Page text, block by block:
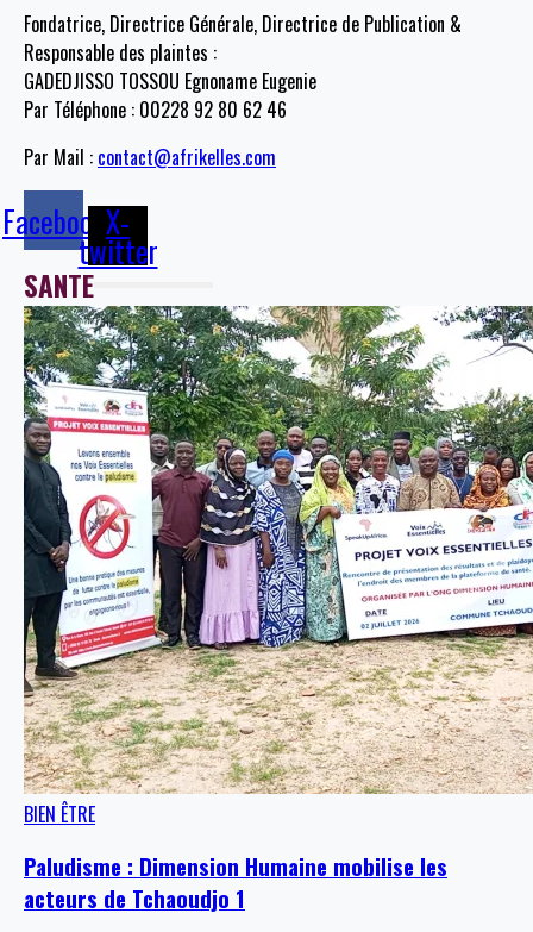
Fondatrice, Directrice Générale, Directrice de Publication &
Responsable des plaintes :
GADEDJISSO TOSSOU Egnoname Eugenie
Par Téléphone : 00228 92 80 62 46
Par Mail : contact@afrikelles.com
FacebookX-
twitter
SANTE
BIEN ÊTRE
Paludisme : Dimension Humaine mobilise les
acteurs de Tchaoudjo 1